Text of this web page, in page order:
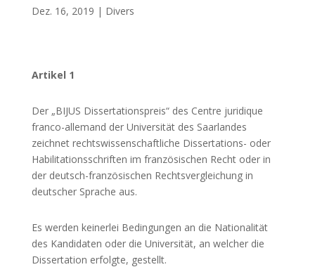
Dez. 16, 2019 | Divers
Artikel 1
Der „BIJUS Dissertationspreis“ des Centre juridique
franco-allemand der Universität des Saarlandes
zeichnet rechtswissenschaftliche Dissertations- oder
Habilitationsschriften im französischen Recht oder in
der deutsch-französischen Rechtsvergleichung in
deutscher Sprache aus.
Es werden keinerlei Bedingungen an die Nationalität
des Kandidaten oder die Universität, an welcher die
Dissertation erfolgte, gestellt.